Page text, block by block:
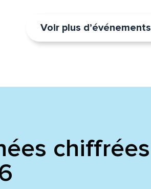
Voir plus d’événements
chiffrées